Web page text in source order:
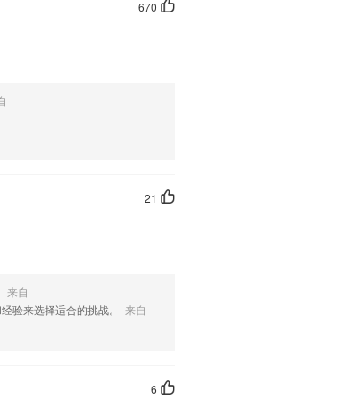
论，说出您的使用经历，以帮
670
21
来自
验来选择适合的挑战。
来自
6